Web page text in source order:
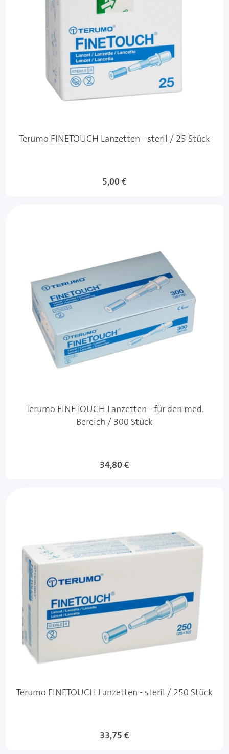
Terumo FINETOUCH Lanzetten - steril / 25 Stück
5,00 €
Terumo FINETOUCH Lanzetten - für den med.
Bereich / 300 Stück
34,80 €
Terumo FINETOUCH Lanzetten - steril / 250 Stück
33,75 €